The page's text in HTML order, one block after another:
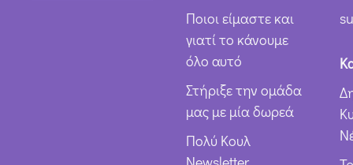
Ποιοι είμαστε και
γιατί το κάνουμε
όλο αυτό
Στήριξε την ομάδα
μας με μία δωρεά
Πολύ Κουλ